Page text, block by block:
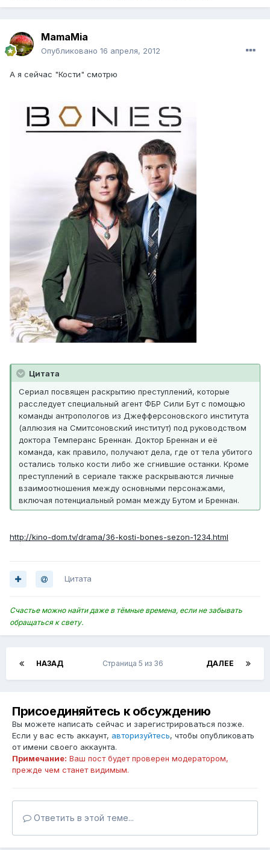
MamaMia
Опубликовано 16 апреля, 2012
А я сейчас "Кости" смотрю
Цитата
Сериал посвящен раскрытию преступлений, которые
расследует специальный агент ФБР Сили Бут с помощью
команды антропологов из Джефферсоновского института
(аллюзия на Смитсоновский институт) под руководством
доктора Темперанс Бреннан. Доктор Бреннан и её
команда, как правило, получают дела, где от тела убитого
остались только кости либо же сгнившие останки. Кроме
преступлений в сериале также раскрываются личные
взаимоотношения между основными персонажами,
включая потенциальный роман между Бутом и Бреннан.
http://kino-dom.tv/drama/36-kosti-bones-sezon-1234.html
Цитата
Счастье можно найти даже в тёмные времена, если не забывать
обращаться к свету.
НАЗАД ДАЛЕЕ
Страница 5 из 36
Присоединяйтесь к обсуждению
Вы можете написать сейчас и зарегистрироваться позже.
Если у вас есть аккаунт, авторизуйтесь, чтобы опубликовать
от имени своего аккаунта.
Примечание: Ваш пост будет проверен модератором,
прежде чем станет видимым.
Ответить в этой теме...